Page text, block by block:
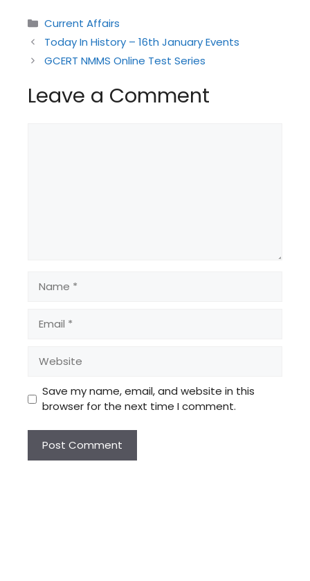
Categories
Current Affairs
Today In History – 16th January Events
GCERT NMMS Online Test Series
Leave a Comment
Save my name, email, and website in this
browser for the next time I comment.